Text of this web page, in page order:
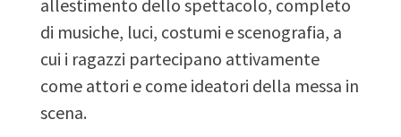
allestimento dello spettacolo, completo
di musiche, luci, costumi e scenografia, a
cui i ragazzi partecipano attivamente
come attori e come ideatori della messa in
scena.